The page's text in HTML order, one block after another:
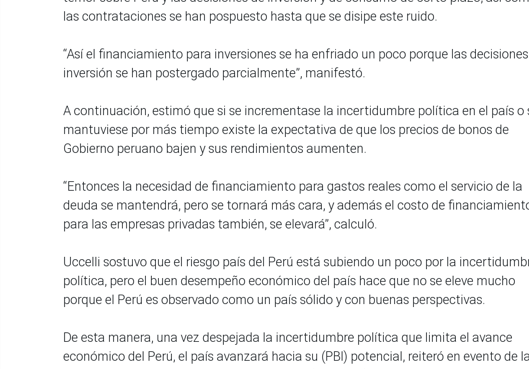
las contrataciones se han pospuesto hasta que se disipe este ruido.
“Así el financiamiento para inversiones se ha enfriado un poco porque las
inversión se han postergado parcialmente”, manifestó.
A continuación, estimó que si se incrementase la incertidumbre política en el país o
mantuviese por más tiempo existe la expectativa de que los precios de bonos de
Gobierno peruano bajen y sus rendimientos aumenten.
“Entonces la necesidad de financiamiento para gastos reales como el servicio de la
deuda se mantendrá, pero se tornará más cara, y además el costo de
para las empresas privadas también, se elevará”, calculó.
Uccelli sostuvo que el riesgo país del Perú está subiendo un poco por la
política, pero el buen desempeño económico del país hace que no se eleve mucho
porque el Perú es observado como un país sólido y con buenas perspectivas.
De esta manera, una vez despejada la incertidumbre política que limita el avance
económico del Perú, el país avanzará hacia su (PBI) potencial, reiteró en evento de